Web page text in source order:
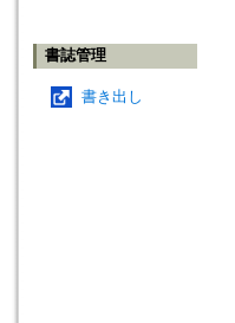
書誌管理
書き出し